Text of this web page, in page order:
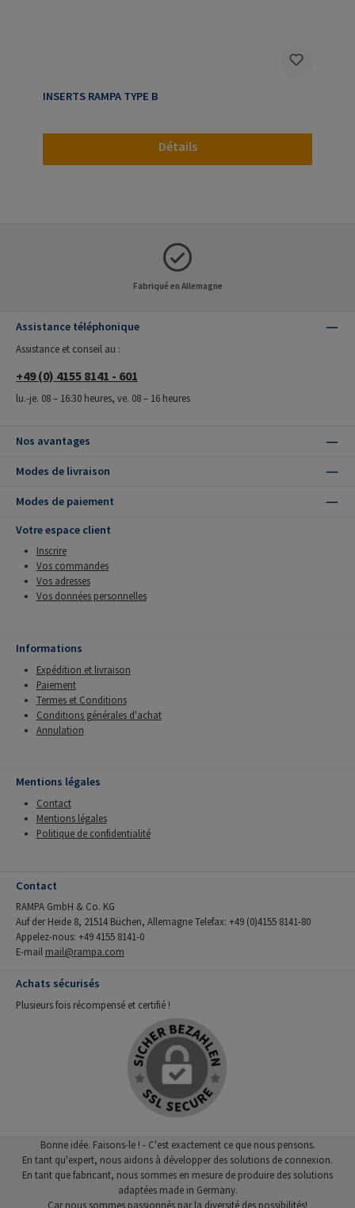
INSERTS RAMPA TYPE B
Détails
Fabriqué en Allemagne
Assistance téléphonique
Assistance et conseil au :
+49 (0) 4155 8141 - 601
lu.-je. 08 – 16:30 heures, ve. 08 – 16 heures
Nos avantages
Modes de livraison
Modes de paiement
Votre espace client
Inscrire
Vos commandes
Vos adresses
Vos données personnelles
Informations
Expédition et livraison
Paiement
Termes et Conditions
Conditions générales d'achat
Annulation
Mentions légales
Contact
Mentions légales
Politique de confidentialité
Contact
RAMPA GmbH & Co. KG
Auf der Heide 8, 21514 Büchen, Allemagne Telefax: +49 (0)4155 8141-80
Appelez-nous: +49 4155 8141-0
E-mail mail@rampa.com
Achats sécurisés
Plusieurs fois récompensé et certifié !
Bonne idée. Faisons-le ! - C'est exactement ce que nous pensons.
En tant qu'expert, nous aidons à développer des solutions de connexion.
En tant que fabricant, nous sommes en mesure de produire des solutions
adaptées made in Germany.
Car nous sommes passionnés par la diversité des possibilités!